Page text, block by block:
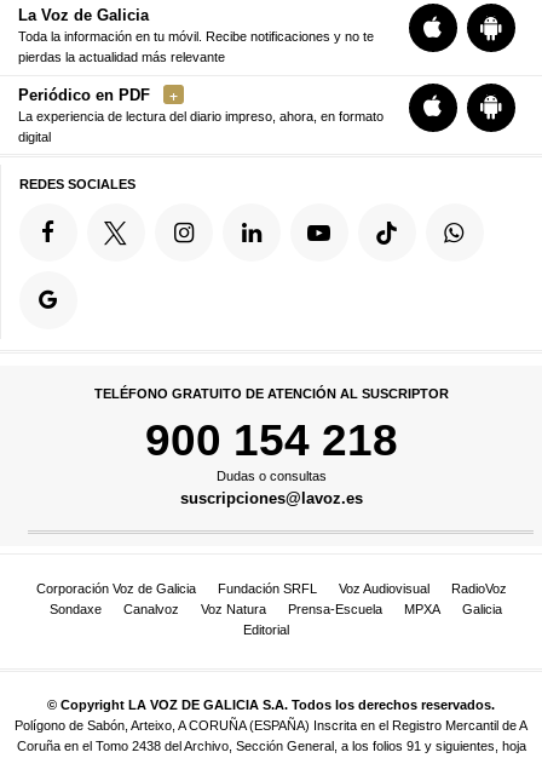
La Voz de Galicia
Toda la información en tu móvil. Recibe notificaciones y no te
pierdas la actualidad más relevante
Periódico en PDF
La experiencia de lectura del diario impreso, ahora, en formato
digital
REDES SOCIALES
TELÉFONO GRATUITO DE ATENCIÓN AL SUSCRIPTOR
900 154 218
Dudas o consultas
suscripciones@lavoz.es
Corporación Voz de Galicia Fundación SRFL Voz Audiovisual
RadioVoz
Sondaxe
Canalvoz Voz Natura Prensa-Escuela MPXA
Galicia
Editorial
© Copyright LA VOZ DE GALICIA S.A. Todos los derechos reservados.
Polígono de Sabón, Arteixo, A CORUÑA (ESPAÑA) Inscrita en el Registro Mercantil de A
Coruña en el Tomo 2438 del Archivo, Sección General, a los folios 91 y siguientes, hoja